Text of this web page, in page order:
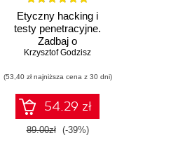
Etyczny hacking i
testy penetracyjne.
Zadbaj o
bezpieczeństwo
Krzysztof Godzisz
(53,40 zł najniższa cena z 30 dni)
54.29 zł
89.00zł (-39%)